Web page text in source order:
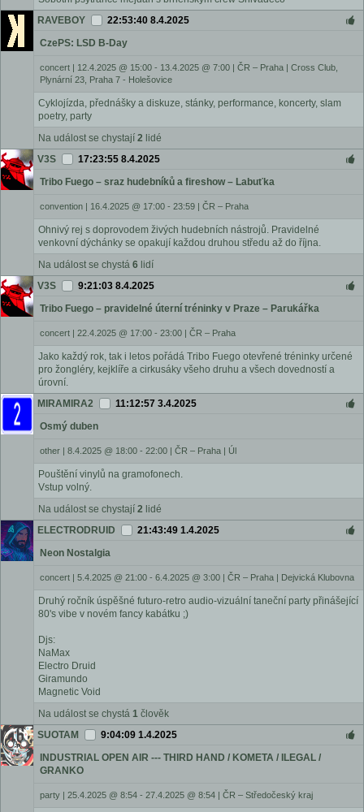
RAVEBOY
22:53:40 8.4.2025
CzePS: LSD B-Day
concert | 12.4.2025 @ 15:00 - 13.4.2025 @ 7:00 | ČR – Praha | Cross Club,
Plynární 23, Praha 7 - Holešovice
Cyklojízda, přednášky a diskuze, stánky, performance, koncerty, slam
poetry, party
Na událost se chystají 2 lidé
V3S
17:23:55 8.4.2025
Tribo Fuego – sraz hudebníků a fireshow – Labuťka
convention | 16.4.2025 @ 17:00 - 23:59 | ČR – Praha
Ohnivý rej s doprovodem živých hudebních nástrojů. Pravidelné
venkovní dýchánky se opakují každou druhou středu až do října.
Na událost se chystá 6 lidí
V3S
9:21:03 8.4.2025
Tribo Fuego – pravidelné úterní tréninky v Praze – Parukářka
concert | 22.4.2025 @ 17:00 - 23:00 | ČR – Praha
Jako každý rok, tak i letos pořádá Tribo Fuego otevřené tréninky určené
pro žongléry, kejklíře a cirkusáky všeho druhu a všech dovedností a
úrovní.
MIRAMIRA2
11:12:57 3.4.2025
Osmý duben
other | 8.4.2025 @ 18:00 - 22:00 | ČR – Praha | Úl
Pouštění vinylů na gramofonech.
Vstup volný.
Na událost se chystají 2 lidé
ELECTRODRUID
21:43:49 1.4.2025
Neon Nostalgia
concert | 5.4.2025 @ 21:00 - 6.4.2025 @ 3:00 | ČR – Praha | Dejvická Klubovna
Druhý ročník úspěšné futuro-retro audio-vizuální taneční party přinášející
80's vibe v novém fancy kabátku ;)
Djs:
NaMax
Electro Druid
Giramundo
Magnetic Void
Na událost se chystá 1 člověk
SUOTAM
9:04:09 1.4.2025
INDUSTRIAL OPEN AIR --- THIRD HAND / KOMETA / ILEGAL /
GRANKO
party | 25.4.2025 @ 8:54 - 27.4.2025 @ 8:54 | ČR – Středočeský kraj